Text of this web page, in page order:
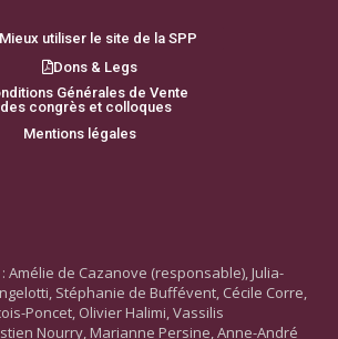
utiliser le site de la SPP
Dons & Legs
Générales de Vente
des congrès et colloques
Mentions légales
: Amélie de Cazanove (responsable), Julia-
Stéphanie de Buffévent, Cécile Corre,
Poncet, Olivier Halimi, Vassilis
Nourry, Marianne Persine, Anne-André